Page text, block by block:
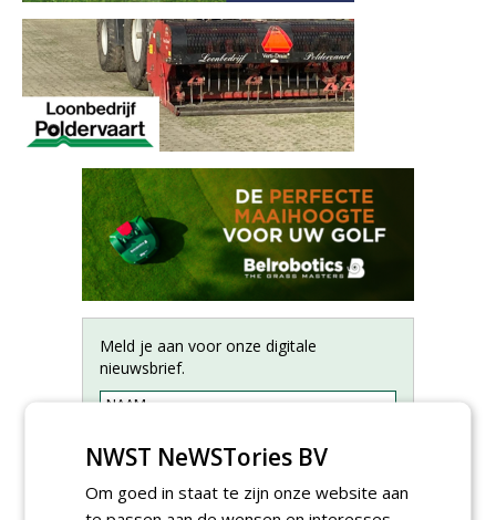
Meld je aan voor onze digitale
nieuwsbrief.
NWST NeWSTories BV
Om goed in staat te zijn onze website aan